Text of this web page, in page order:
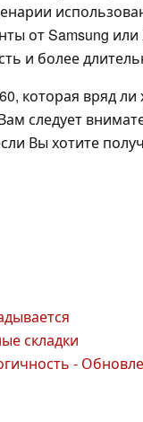
от Samsung
и более
которая вряд ли
следует
Вы хотите
складки
-